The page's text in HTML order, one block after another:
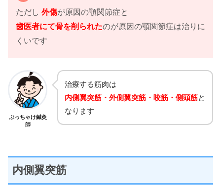
ただし 外傷が原因の顎関節症と
歯医者にて骨を削られたのが原因の顎関節症は治りに
くいです
ぶっちゃけ鍼灸
師
治療する筋肉は
内側翼突筋・外側翼突筋・咬筋・側頭筋と
なります
内側翼突筋